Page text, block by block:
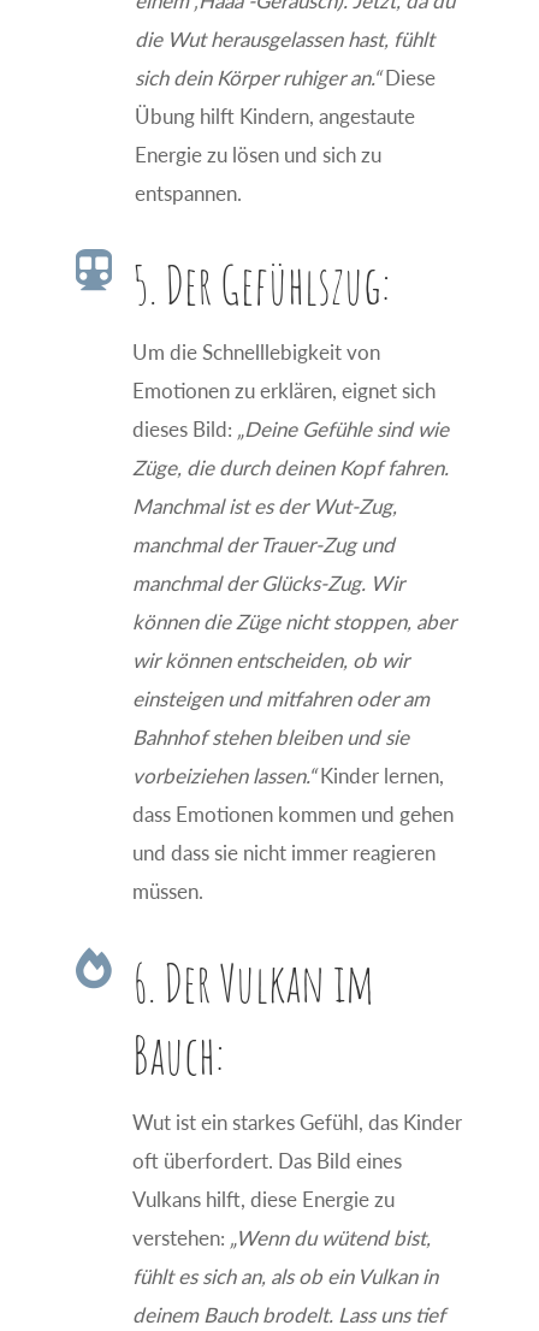
die Wut herausgelassen hast, fühlt
sich dein Körper ruhiger an.“Diese
Übung hilft Kindern, angestaute
Energie zu lösen und sich zu
entspannen.
 5. Der Gefühlszug:
Um die Schnelllebigkeit von
Emotionen zu erklären, eignet sich
dieses Bild: „Deine Gefühle sind wie
Züge, die durch deinen Kopf fahren.
Manchmal ist es der Wut-Zug,
manchmal der Trauer-Zug und
manchmal der Glücks-Zug. Wir
können die Züge nicht stoppen, aber
wir können entscheiden, ob wir
einsteigen und mitfahren oder am
Bahnhof stehen bleiben und sie
vorbeiziehen lassen.“Kinder lernen,
dass Emotionen kommen und gehen
und dass sie nicht immer reagieren
müssen.
 6. Der Vulkan im
Bauch:
Wut ist ein starkes Gefühl, das Kinder
oft überfordert. Das Bild eines
Vulkans hilft, diese Energie zu
verstehen: „Wenn du wütend bist,
fühlt es sich an, als ob ein Vulkan in
deinem Bauch brodelt. Lass uns tief